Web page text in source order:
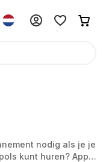
nodig als je je
kunt huren? Apple